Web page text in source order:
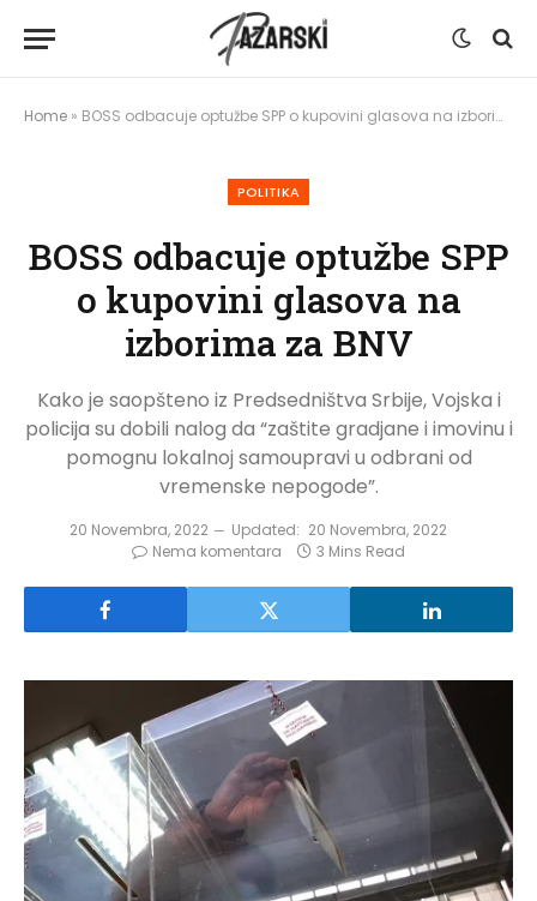
Home » BOSS odbacuje optužbe SPP o kupovini glasova na izborima za BNV
POLITIKA
BOSS odbacuje optužbe SPP
o kupovini glasova na
izborima za BNV
Kako je saopšteno iz Predsedništva Srbije, Vojska i
policija su dobili nalog da “zaštite gradjane i imovinu i
pomognu lokalnoj samoupravi u odbrani od
vremenske nepogode”.
20 Novembra, 2022 Updated: 20 Novembra, 2022
Nema komentara
3 Mins Read